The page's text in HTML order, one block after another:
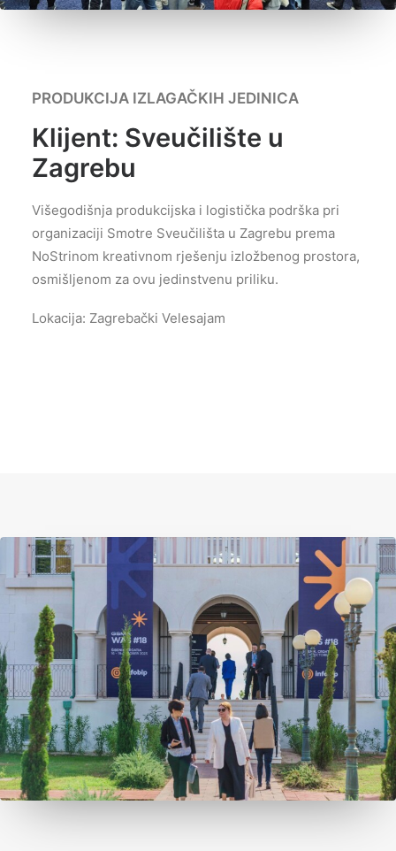
PRODUKCIJA IZLAGAČKIH JEDINICA
Klijent: Sveučilište u
Zagrebu
Višegodišnja produkcijska i logistička podrška pri
organizaciji Smotre Sveučilišta u Zagrebu prema
NoStrinom kreativnom rješenju izložbenog prostora,
osmišljenom za ovu jedinstvenu priliku.
Lokacija: Zagrebački Velesajam